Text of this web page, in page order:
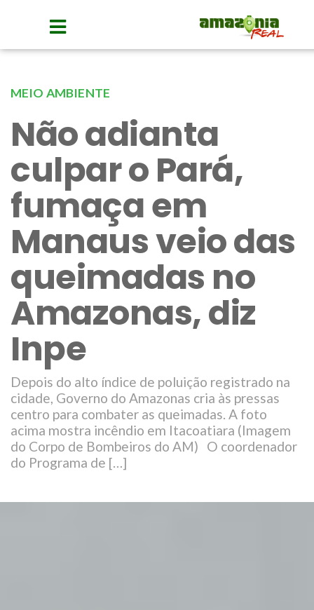
MEIO AMBIENTE
Não adianta
culpar o Pará,
fumaça em
Manaus veio das
queimadas no
Amazonas, diz
Inpe
Depois do alto índice de poluição registrado na
cidade, Governo do Amazonas cria às pressas
centro para combater as queimadas. A foto
acima mostra incêndio em Itacoatiara (Imagem
do Corpo de Bombeiros do AM) O coordenador
do Programa de […]